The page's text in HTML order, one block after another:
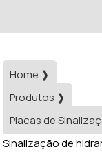
Home ❱
Produtos ❱
Placas de
Sinalização de